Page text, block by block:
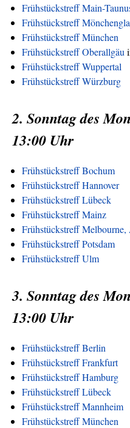
Frühstückstreff Main-
Frühstückstreff
Frühstückstreff München
Frühstückstreff Oberallgäu
Frühstückstreff Wuppertal
Frühstückstreff Würzburg
2. Sonntag des
13:00 Uhr
Frühstückstreff Bochum
Frühstückstreff Hannover
Frühstückstreff Lübeck
Frühstückstreff Mainz
Frühstückstreff Melbourne,
Frühstückstreff Potsdam
Frühstückstreff Ulm
3. Sonntag des
13:00 Uhr
Frühstückstreff Berlin
Frühstückstreff Frankfurt
Frühstückstreff Hamburg
Frühstückstreff Lübeck
Frühstückstreff Mannheim
Frühstückstreff München